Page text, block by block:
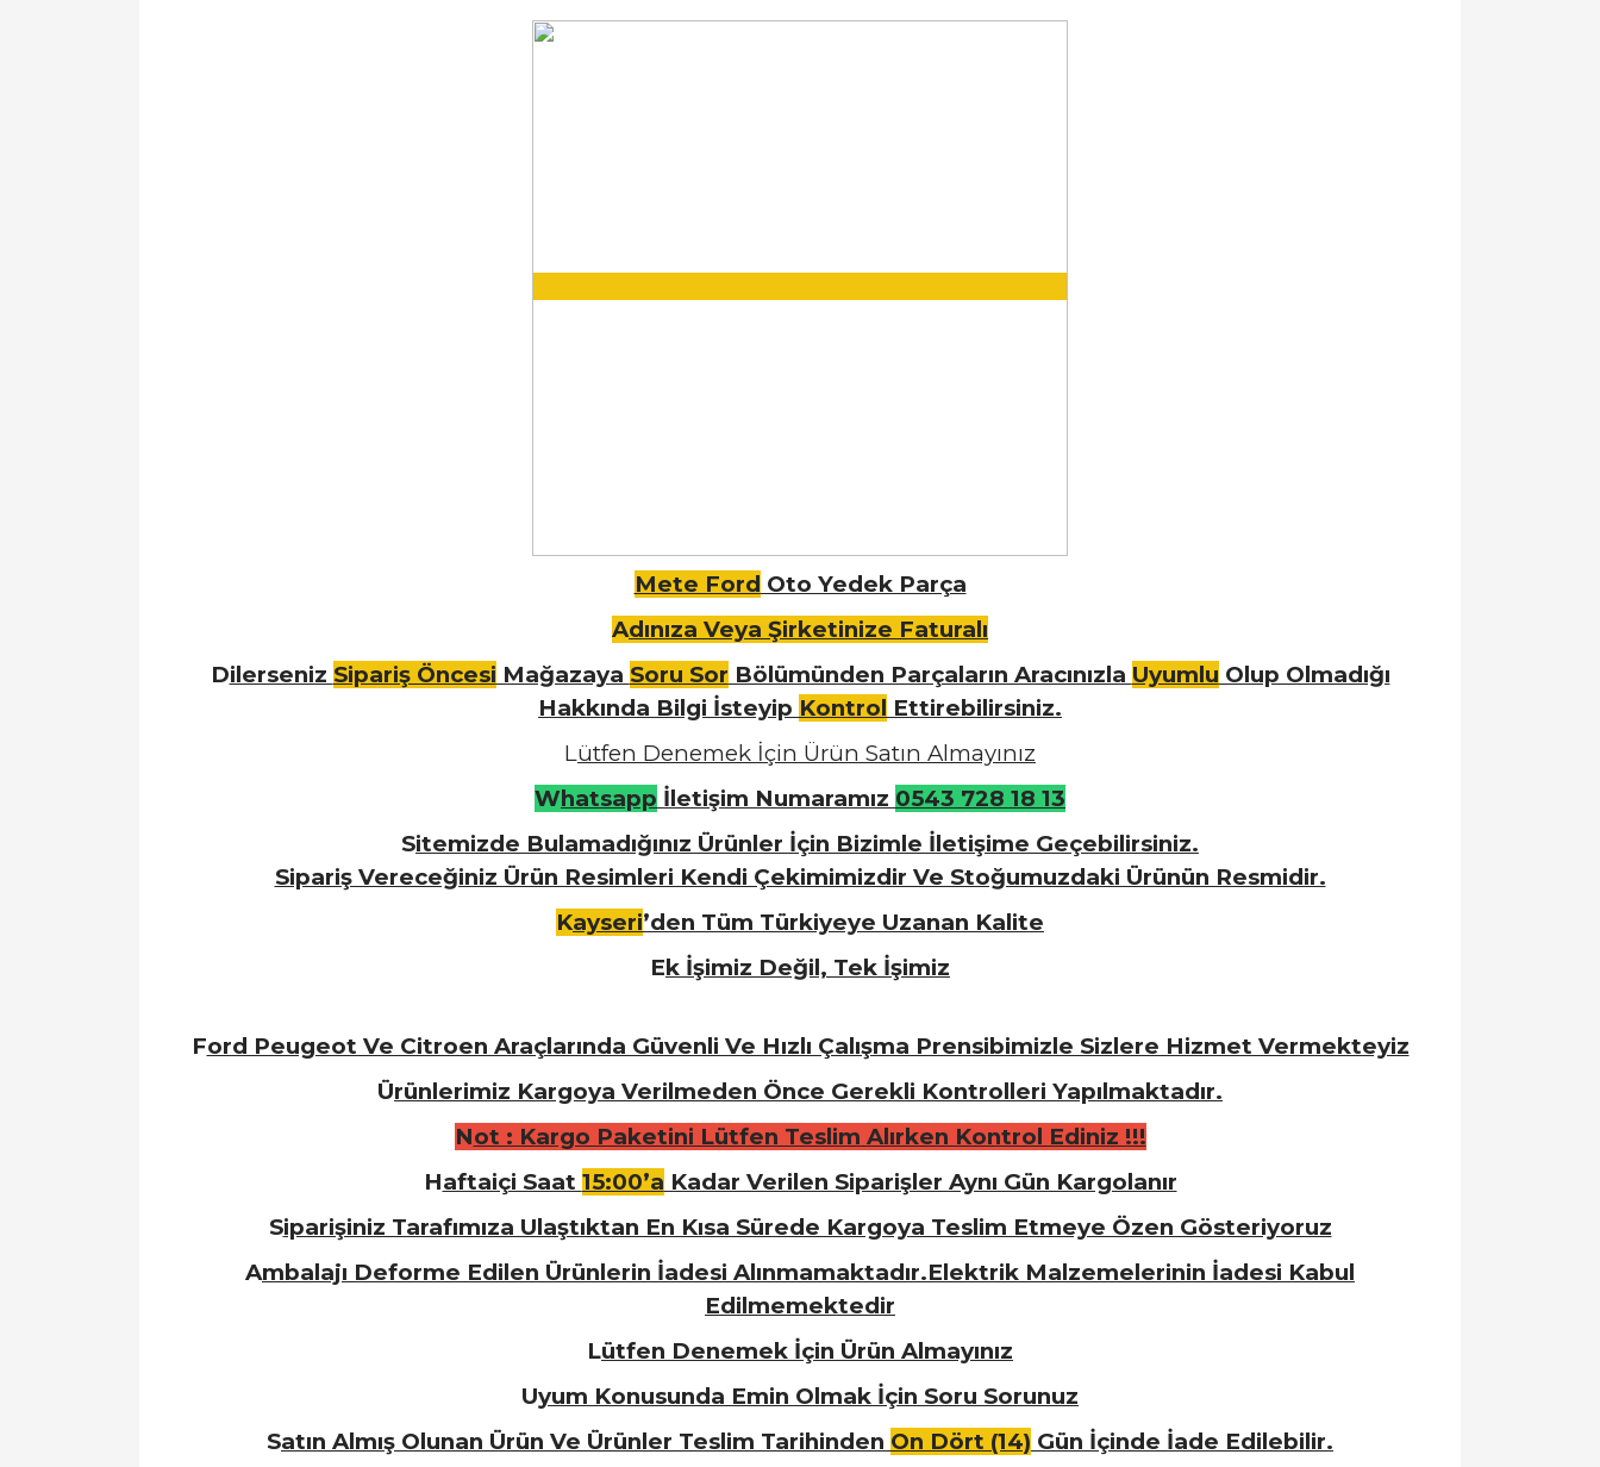
Mete Ford Oto Yedek Parça
Adınıza Veya Şirketinize Faturalı
Dilerseniz Sipariş Öncesi Mağazaya Soru Sor Bölümünden Parçaların Aracınızla Uyumlu Olup Olmadığı
Hakkında Bilgi İsteyip Kontrol Ettirebilirsiniz.
Lütfen Denemek İçin Ürün Satın Almayınız
Whatsapp İletişim Numaramız 0543 728 18 13
Sitemizde Bulamadığınız Ürünler İçin Bizimle İletişime Geçebilirsiniz.
Sipariş Vereceğiniz Ürün Resimleri Kendi Çekimimizdir Ve Stoğumuzdaki Ürünün Resmidir.
Kayseri’den Tüm Türkiyeye Uzanan Kalite
Ek İşimiz Değil, Tek İşimiz
Ford Peugeot Ve Citroen Araçlarında Güvenli Ve Hızlı Çalışma Prensibimizle Sizlere Hizmet Vermekteyiz
Ürünlerimiz Kargoya Verilmeden Önce Gerekli Kontrolleri Yapılmaktadır.
Not : Kargo Paketini Lütfen Teslim Alırken Kontrol Ediniz !!!
Haftaiçi Saat 15:00’a Kadar Verilen Siparişler Aynı Gün Kargolanır
Siparişiniz Tarafımıza Ulaştıktan En Kısa Sürede Kargoya Teslim Etmeye Özen Gösteriyoruz
Ambalajı Deforme Edilen Ürünlerin İadesi Alınmamaktadır.Elektrik Malzemelerinin İadesi Kabul
Edilmemektedir
Lütfen Denemek İçin Ürün Almayınız
Uyum Konusunda Emin Olmak İçin Soru Sorunuz
Satın Almış Olunan Ürün Ve Ürünler Teslim Tarihinden On Dört (14) Gün İçinde İade Edilebilir.